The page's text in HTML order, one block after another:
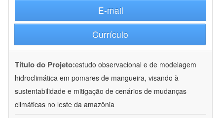
E-mail
Currículo
Título do Projeto:estudo observacional e de modelagem
hidroclimática em pomares de mangueira, visando à
sustentabilidade e mitigação de cenários de mudanças
climáticas no leste da amazônia